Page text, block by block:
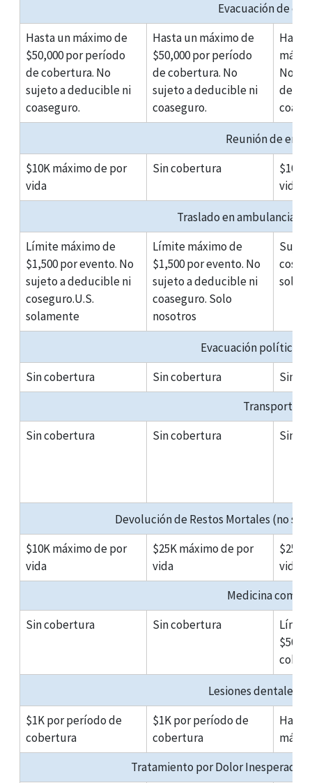
Evacuación de
Hasta un máximo de
$50,000 por período
de cobertura. No
sujeto a deducible ni
coaseguro.
Hasta un máximo de
$50,000 por período
de cobertura. No
sujeto a deducible ni
coaseguro.
No
Reunión de
$10K máximo de por
vida
Sin cobertura
$10K
vida
Traslado en ambulancia
Límite máximo de
$1,500 por evento. No
sujeto a deducible ni
coseguro.U.S.
solamente
Límite máximo de
$1,500 por evento. No
sujeto a deducible ni
coaseguro. Solo
nosotros
Evacuación política y
Sin cobertura
Sin cobertura
Sin
Transporte
Sin cobertura
Sin cobertura Sin
Devolución de Restos Mortales (no
$10K máximo de por
vida
$25K máximo de por
vida
$25K
vida
Medicina
Sin cobertura
Sin cobertura
$500
Lesiones dentales
$1K por período de
cobertura
$1K por período de
cobertura
Tratamiento por Dolor Inesperado